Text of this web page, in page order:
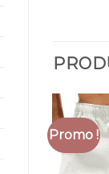
Promo !